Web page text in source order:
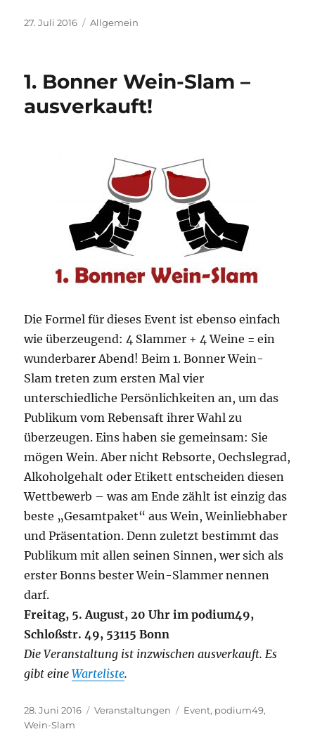
Veröffentlicht
27. Juli 2016 Kategorien
Allgemein
1. Bonner Wein-Slam –
ausverkauft!
Die Formel für dieses Event ist ebenso einfach
wie überzeugend: 4 Slammer + 4 Weine = ein
wunderbarer Abend! Beim 1. Bonner Wein-
Slam treten zum ersten Mal vier
unterschiedliche Persönlichkeiten an, um das
Publikum vom Rebensaft ihrer Wahl zu
überzeugen. Eins haben sie gemeinsam: Sie
mögen Wein. Aber nicht Rebsorte, Oechslegrad,
Alkoholgehalt oder Etikett entscheiden diesen
Wettbewerb – was am Ende zählt ist einzig das
beste „Gesamtpaket“ aus Wein, Weinliebhaber
und Präsentation. Denn zuletzt bestimmt das
Publikum mit allen seinen Sinnen, wer sich als
erster Bonns bester Wein-Slammer nennen
darf.
Freitag, 5. August, 20 Uhr im podium49,
Schloßstr. 49, 53115 Bonn
Die Veranstaltung ist inzwischen ausverkauft. Es
gibt eineWarteliste.
Veröffentlicht
am
28. Juni 2016 Kategorien
Veranstaltungen Schlagwörter
Event, podium49,
Wein-Slam